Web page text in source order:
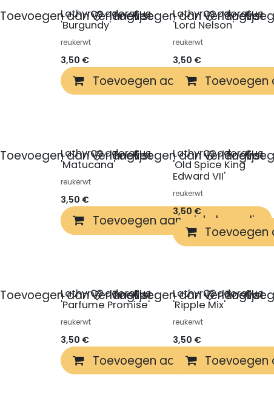
Lathyrus odoratus
'Burgundy'
reukerwt
3,50 €
Toevoegen aan winkelmandje
Toevoegen aan verlanglijst
Lathyrus odoratus
'Lord Nelson'
reukerwt
3,50 €
Toevoegen
Toevoegen aan verlanglijst
Lathyrus odoratus
'Matucana'
reukerwt
3,50 €
Toevoegen aan winkelmandje
Toevoegen aan verlanglijst
Lathyrus odoratus
'Old Spice King
Edward VII'
reukerwt
3,50 €
Toevoegen
Toevoegen aan verlanglijst
Lathyrus odoratus
'Parfume Promise'
reukerwt
3,50 €
Toevoegen aan winkelmandje
Toevoegen aan verlanglijst
Lathyrus odoratus
'Ripple Mix'
reukerwt
3,50 €
Toevoegen
Toevoegen aan verlanglijst